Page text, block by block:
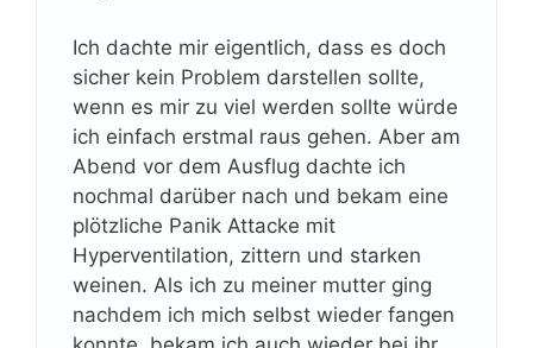
Ich dachte mir eigentlich, dass es doch
sicher kein Problem darstellen sollte,
wenn es mir zu viel werden sollte würde
ich einfach erstmal raus gehen. Aber am
Abend vor dem Ausflug dachte ich
nochmal darüber nach und bekam eine
plötzliche Panik Attacke mit
Hyperventilation, zittern und starken
weinen. Als ich zu meiner mutter ging
nachdem ich mich selbst wieder fangen